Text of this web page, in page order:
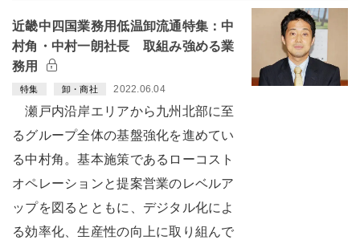
近畿中四国業務用低温卸流通特集：中
村角・中村一朗社長 取組み強める業
務用
特集 卸・商社 2022.06.04
瀬戸内沿岸エリアから九州北部に至
るグループ全体の基盤強化を進めてい
る中村角。基本施策であるローコスト
オペレーションと提案営業のレベルア
ップを図るとともに、デジタル化によ
る効率化、生産性の向上に取り組んで